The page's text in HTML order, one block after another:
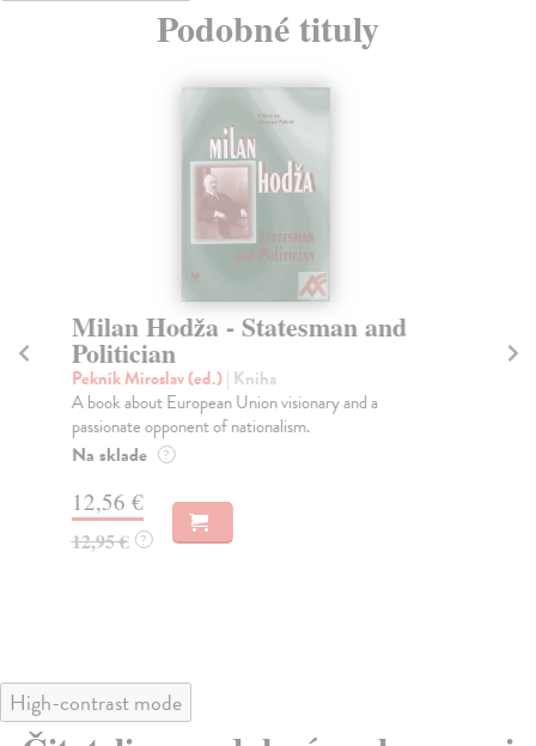
Podobné tituly
Milan Hodža - Statesman and
Politician
Pekník Miroslav (ed.)| Kniha
A book about European Union visionary and a
passionate opponent of nationalism.
Na sklade ?
12,56 €
12,95 € ?
High-contrast mode